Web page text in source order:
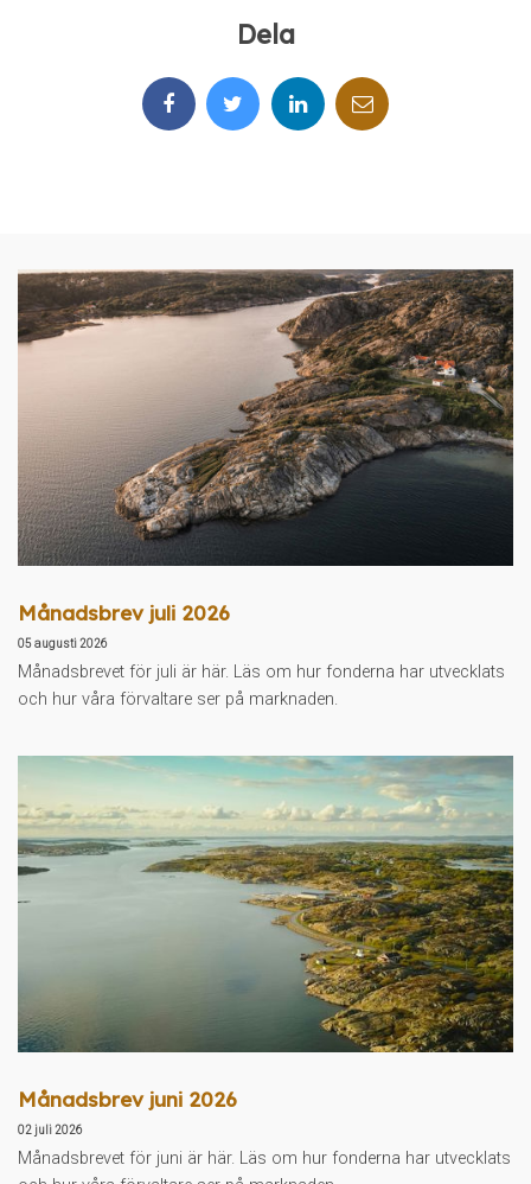
Dela
Månadsbrev juli 2026
05 augusti 2026
Månadsbrevet för juli är här. Läs om hur fonderna har utvecklats
och hur våra förvaltare ser på marknaden.
Månadsbrev juni 2026
02 juli 2026
Månadsbrevet för juni är här. Läs om hur fonderna har utvecklats